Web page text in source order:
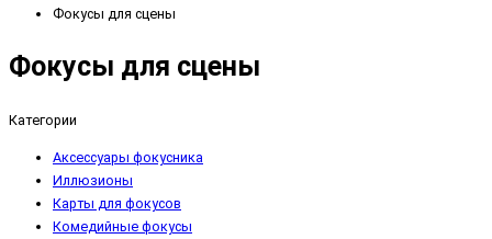
Фокусы для сцены
Фокусы для сцены
Категории
Аксессуары фокусника
Иллюзионы
Карты для фокусов
Комедийные фокусы